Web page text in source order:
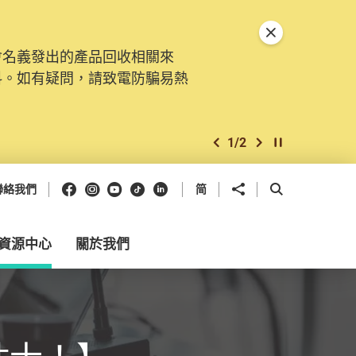
義發出的產品回收相關來
如有疑問，請致電防騙易熱
上一個
1/2 下一個開始/暫停幻燈
關閉特別通告
絡我們 Facebook
Instagram
Youtube
抖音領英 简 分享到 開啟搜尋框
源中心 關於我們